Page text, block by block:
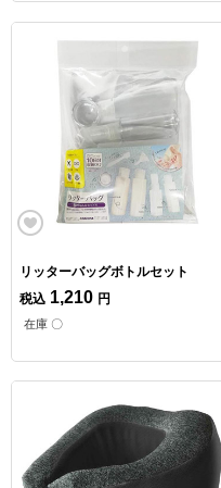
リッターバッグボトルセット
税込 1,210 円
在庫 〇